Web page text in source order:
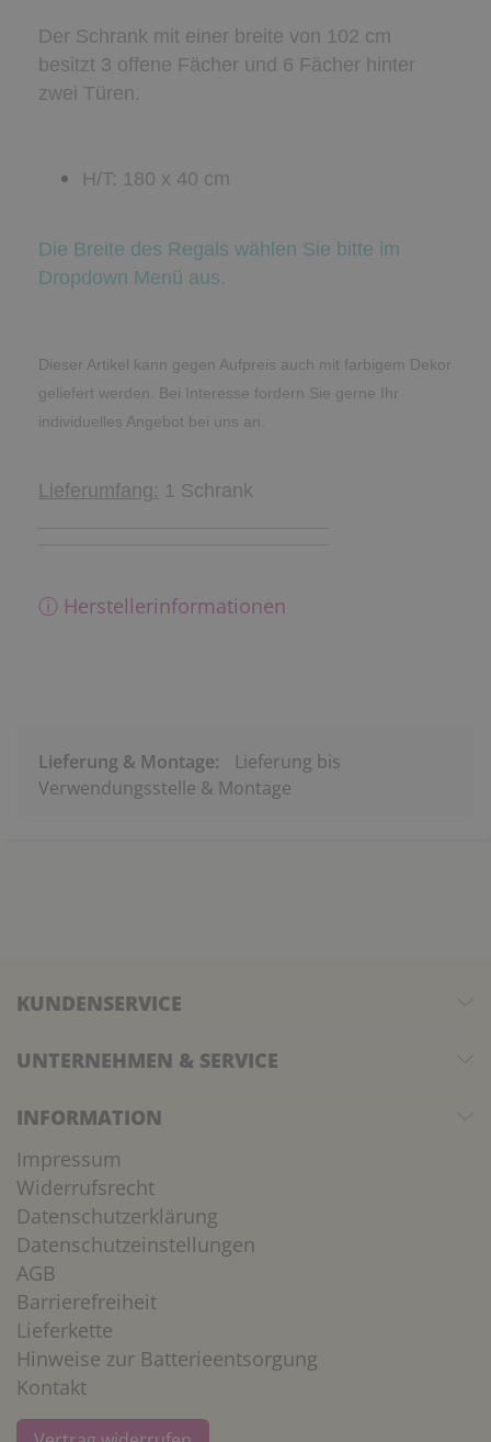
Der Schrank mit einer breite von 102 cm
besitzt 3 offene Fächer und 6 Fächer hinter
zwei Türen.
H/T: 180 x 40 cm
Die Breite des Regals wählen Sie bitte im
Dropdown Menü aus.
Dieser Artikel kann gegen Aufpreis auch mit farbigem Dekor
geliefert werden. Bei Interesse fordern Sie gerne Ihr
individuelles Angebot bei uns an.
Lieferumfang: 1 Schrank
ⓘ Herstellerinformationen
Lieferung & Montage:
Lieferung bis
Verwendungsstelle & Montage
KUNDENSERVICE
UNTERNEHMEN & SERVICE
INFORMATION
Impressum
Widerrufsrecht
Datenschutzerklärung
Datenschutzeinstellungen
AGB
Barrierefreiheit
Lieferkette
Hinweise zur Batterieentsorgung
Kontakt